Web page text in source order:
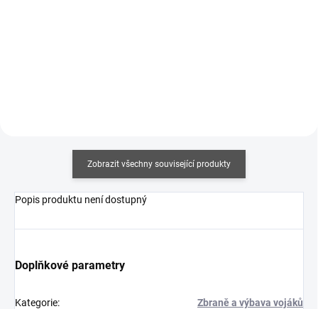
Zobrazit všechny související produkty
Popis produktu není dostupný
Doplňkové parametry
Kategorie: Zbraně a výbava vojáků